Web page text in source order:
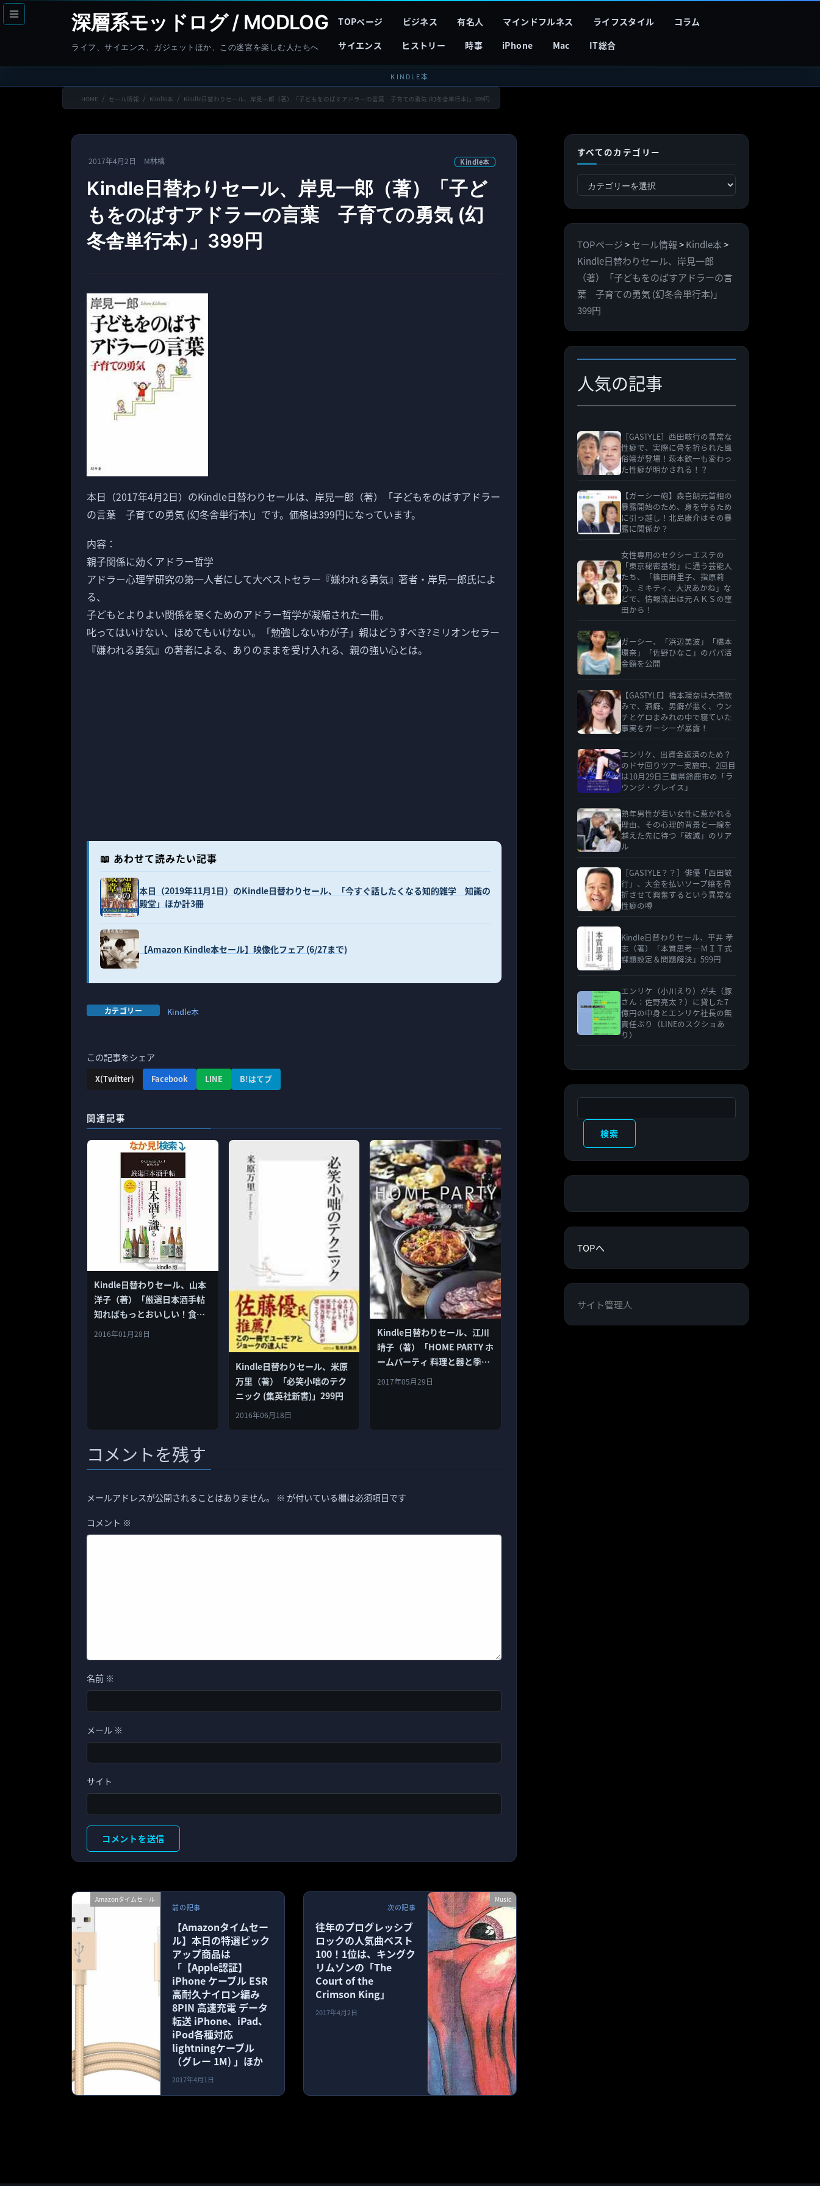
コ
ン
へ
ナ
ビ
ョ
深層系モッドログ / MODLOG
ライフ、サイエンス、ガジェットほか、この迷宮を楽しむ人たちへ
TOPページ ビジネス 有名人 マインドフルネス ライフスタイル
コラム
サイエンス
ヒストリー 時事 iPhone Mac IT総合
KINDLE本
HOME セール情報 Kindle本 Kindle日替わりセール、岸見一郎（著）「子どもをのばすアドラーの言葉 子育ての勇気 (幻冬舎単行本)」399円
2017年4月2日 M林檎 Kindle本
Kindle日替わりセール、岸見一郎（著）「子ど
もをのばすアドラーの言葉 子育ての勇気 (幻
冬舎単行本)」399円
本日（2017年4月2日）のKindle日替わりセールは、岸見一郎（著）「子どもをのばすアドラー
の言葉 子育ての勇気 (幻冬舎単行本)」です。価格は399円になっています。
内容：
親子関係に効くアドラー哲学
アドラー心理学研究の第一人者にして大ベストセラー『嫌われる勇気』著者・岸見一郎氏によ
る、
子どもとよりよい関係を築くためのアドラー哲学が凝縮された一冊。
叱ってはいけない、ほめてもいけない。「勉強しないわが子」親はどうすべき?ミリオンセラー
『嫌われる勇気』の著者による、ありのままを受け入れる、親の強い心とは。
📖 あわせて読みたい記事
本日（2019年11月1日）のKindle日替わりセール、「今すぐ話したくなる知的雑学 知識の
殿堂」ほか計3冊
【Amazon Kindle本セール】映像化フェア (6/27まで)
カテゴリー Kindle本
この記事をシェア
X(Twitter) Facebook LINE B!はてブ
関連記事
Kindle日替わりセール、山本
洋子（著）「厳選日本酒手帖
知ればもっとおいしい！食通
の常識」399円
2016年01月28日
Kindle日替わりセール、米原
万里（著）「必笑小咄のテク
ニック (集英社新書)」299円
2016年06月18日
Kindle日替わりセール、江川
晴子（著）「HOME PARTY ホ
ームパーティ 料理と器と季節
の演出」599円
2017年05月29日
コメントを残す
メールアドレスが公開されることはありません。 ※ が付いている欄は必須項目です
コメント ※
名前 ※
メール ※
サイト
Amazonタイムセール
前の記事
【Amazonタイムセー
ル】本日の特選ピック
アップ商品は
「【Apple認証】
iPhone ケーブル ESR
高耐久ナイロン編み
8PIN 高速充電 データ
転送 iPhone、iPad、
iPod各種対応
lightningケーブル
（グレー 1M) 」ほか
2017年4月1日
Music
次の記事
往年のプログレッシブ
ロックの人気曲ベスト
100！1位は、キングク
リムゾンの「The
Court of the
Crimson King」
2017年4月2日
すべてのカテゴリー
べ
カ
テ
ゴ
リ
ー
TOPページ>セール情報>Kindle本>
Kindle日替わりセール、岸見一郎
（著）「子どもをのばすアドラーの言
葉 子育ての勇気 (幻冬舎単行本)」
399円
人気の記事
［GASTYLE］西田敏行の異常な
性癖で、実際に骨を折られた風
俗嬢が登場！萩本欽一も変わっ
た性癖が明かされる！？
【ガーシー砲】森喜朗元首相の
暴露開始のため、身を守るため
に引っ越し！北島康介はその暴
露に関係か？
女性専用のセクシーエステの
「東京秘密基地」に通う芸能人
たち、「篠田麻里子、指原莉
乃、ミキティ、大沢あかね」な
どで、情報流出は元ＡＫＳの窪
田から！
ガーシー、「浜辺美波」「橋本
環奈」「佐野ひなこ」のパパ活
金額を公開
【GASTYLE】橋本環奈は大酒飲
みで、酒癖、男癖が悪く、ウン
チとゲロまみれの中で寝ていた
事実をガーシーが暴露！
エンリケ、出資金返済のため？
のドサ回りツアー実施中、2回目
は10月29日三重県鈴鹿市の「ラ
ウンジ・グレイス」
熟年男性が若い女性に惹かれる
理由、その心理的背景と一線を
越えた先に待つ「破滅」のリア
ル
［GASTYLE？？］俳優「西田敏
行」、大金を払いソープ嬢を骨
折させて興奮するという異常な
性癖の噂
Kindle日替わりセール、平井 孝
志（著）「本質思考―ＭＩＴ式
課題設定＆問題解決」599円
エンリケ（小川えり）が夫（豚
さん：佐野亮太？）に貸した7
億円の中身とエンリケ社長の無
責任ぶり（LINEのスクショあ
り）
検索
TOPへ
サイト管理人